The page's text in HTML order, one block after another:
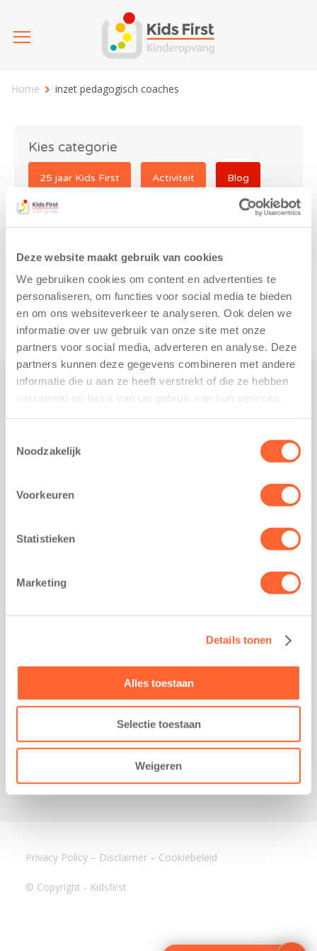
Deze website maakt gebruik van cookies
We gebruiken cookies om content en advertenties te
personaliseren, om functies voor social media te bieden
en om ons websiteverkeer te analyseren. Ook delen we
informatie over uw gebruik van onze site met onze
partners voor social media, adverteren en analyse. Deze
partners kunnen deze gegevens combineren met andere
informatie die u aan ze heeft verstrekt of die ze hebben
verzameld op basis van uw gebruik van hun services.
Noodzakelijk
Voorkeuren
Statistieken
Marketing
Details tonen
Alles toestaan
Selectie toestaan
Weigeren
Home inzet pedagogisch coaches
Kies categorie
25 jaar Kids First Activiteit Blog
Coronavirus
inzet pedagogisch
coaches
Nieuws over Kids First
Opzeggen opvangcontract
Kantoor Groningen
Kantoor Akkrum
8491 BK Akkrum
Lauwers 4
088-0350400
© Copyright - Kidsfirst
Privacy Policy – Disclaimer – Cookiebeleid